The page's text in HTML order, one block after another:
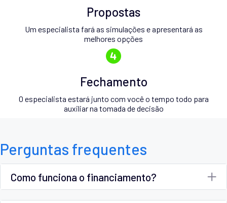
Propostas
Um especialista fará as simulações e apresentará as
melhores opções
Fechamento
O especialista estará junto com você o tempo todo para
auxiliar na tomada de decisão
Perguntas frequentes
Como funciona o financiamento?